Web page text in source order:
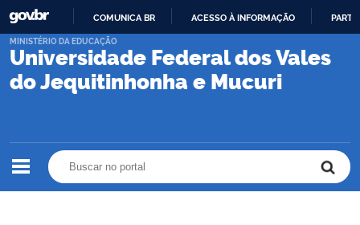
PARA
CONTEÚDO
COMUNICA BR ACESSO À INFORMAÇÃO
Universidade Federal dos Vales
do Jequitinhonha e Mucuri
MINISTÉRIO DA EDUCAÇÃO